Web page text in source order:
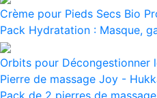
Crème pour Pieds Secs Bio
Pack Hydratation : Masque,
Orbits pour Décongestionner
Pierre de massage Joy -
Pack de 2 pierres de